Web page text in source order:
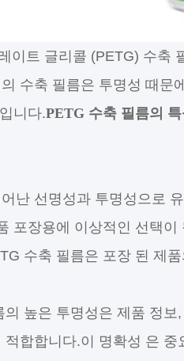
이트 글리콜 (PETG) 수축
수축 필름은 투명성 때문
니다.PETG 수축 필름의 특
난 선명성과 투명성으로
포장용에 이상적인 선택
수축 필름은 포장 된 제
의 높은 투명성은 제품 정
합합니다.이 명확성 은